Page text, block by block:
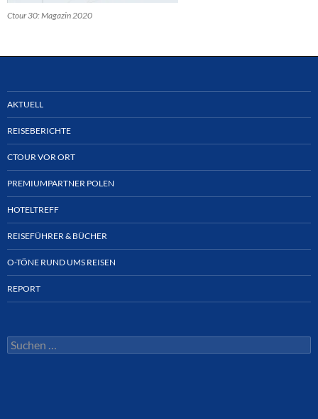
Ctour 30: Magazin 2020
AKTUELL
REISEBERICHTE
CTOUR VOR ORT
PREMIUMPARTNER POLEN
HOTELTREFF
REISEFÜHRER & BÜCHER
O-TÖNE RUND UMS REISEN
REPORT
Suchen
nach: